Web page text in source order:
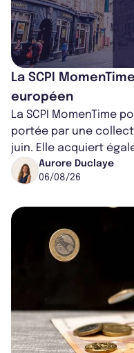
La SCPI
européen
La SCPI MomenTime
portée par une
juin. Elle acquiert
Worcester, place une
Aurore Duclaye
06/08/26